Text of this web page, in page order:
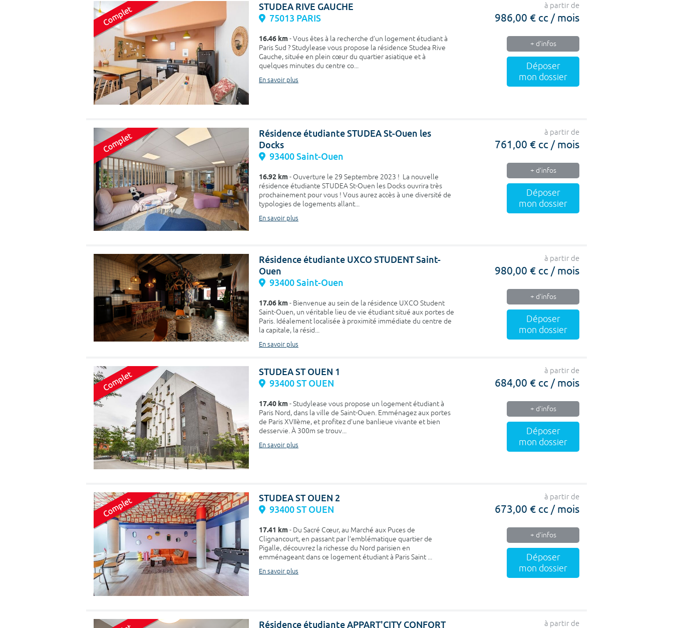
STUDEA RIVE GAUCHE
75013 PARIS
16.46 km- Vous êtes à la recherche d’un logement étudiant à
Paris Sud ? Studylease vous propose la résidence Studea Rive
Gauche, située en plein cœur du quartier asiatique et à
quelques minutes du centre co...
En savoir plus
à partir de
986,00 € cc / mois
+ d'infos
Déposer
mon dossier
Résidence étudiante STUDEA St-Ouen les
Docks
93400 Saint-Ouen
16.92 km- Ouverture le 29 Septembre 2023 ! La nouvelle
résidence étudiante STUDEA St-Ouen les Docks ouvrira très
prochainement pour vous ! Vous aurez accès à une diversité de
typologies de logements allant...
En savoir plus
à partir de
761,00 € cc / mois
+ d'infos
Déposer
mon dossier
Résidence étudiante UXCO STUDENT Saint-
Ouen
93400 Saint-Ouen
17.06 km- Bienvenue au sein de la résidence UXCO Student
Saint-Ouen, un véritable lieu de vie étudiant situé aux portes de
Paris. Idéalement localisée à proximité immédiate du centre de
la capitale, la résid...
En savoir plus
à partir de
980,00 € cc / mois
+ d'infos
Déposer
mon dossier
STUDEA ST OUEN 1
93400 ST OUEN
17.40 km- Studylease vous propose un logement étudiant à
Paris Nord, dans la ville de Saint-Ouen. Emménagez aux portes
de Paris XVIIème, et profitez d’une banlieue vivante et bien
desservie. À 300m se trouv...
En savoir plus
à partir de
684,00 € cc / mois
+ d'infos
Déposer
mon dossier
STUDEA ST OUEN 2
93400 ST OUEN
17.41 km- Du Sacré Cœur, au Marché aux Puces de
Clignancourt, en passant par l’emblématique quartier de
Pigalle, découvrez la richesse du Nord parisien en
emménageant dans ce logement étudiant à Paris Saint ...
En savoir plus
à partir de
673,00 € cc / mois
+ d'infos
Déposer
mon dossier
Résidence étudiante APPART'CITY CONFORT à partir de